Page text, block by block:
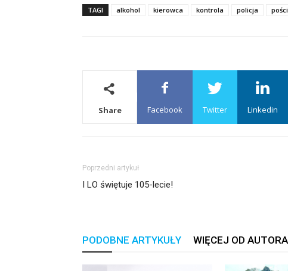
TAGI alkohol kierowca kontrola policja
Share Facebook Twitter Linkedin
Poprzedni artykuł
I LO świętuje 105-lecie!
PODOBNE ARTYKUŁY WIĘCEJ OD AUTORA